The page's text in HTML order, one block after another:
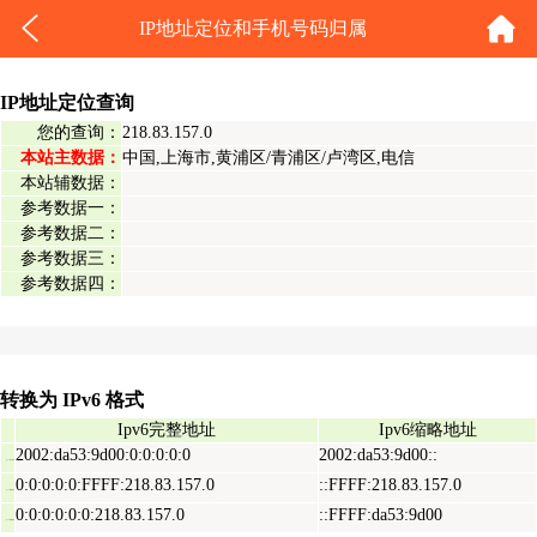
IP地址定位和手机号码归属
IP地址定位查询
您的查询： 218.83.157.0
本站主数据： 中国,上海市,黄浦区/青浦区/卢湾区,电信
本站辅数据：
参考数据一：
参考数据二：
参考数据三：
参考数据四：
转换为 IPv6 格式
Ipv6完整地址 Ipv6缩略地址
2002:da53:9d00:0:0:0:0:0 2002:da53:9d00::
0:0:0:0:0:FFFF:218.83.157.0 ::FFFF:218.83.157.0
0:0:0:0:0:0:218.83.157.0 ::FFFF:da53:9d00